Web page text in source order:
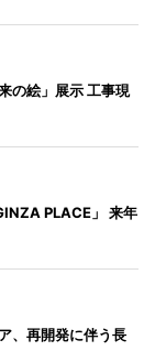
の絵」展示 工事現
PLACE」 来年
、再開発に伴う長